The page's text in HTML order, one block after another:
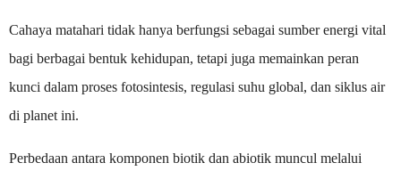
Cahaya matahari tidak hanya berfungsi sebagai sumber energi vital
bagi berbagai bentuk kehidupan, tetapi juga memainkan peran
kunci dalam proses fotosintesis, regulasi suhu global, dan siklus air
di planet ini.
Perbedaan antara komponen biotik dan abiotik muncul melalui